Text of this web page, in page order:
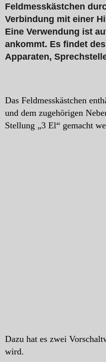
Feldmesskästchen
Verbindung mit einer
Eine Verwendung ist
ankommt. Es findet
Apparaten,
Das Feldmesskästchen
und dem zugehörigen
Stellung „3 El“ gemacht
Dazu hat es zwei
wird.